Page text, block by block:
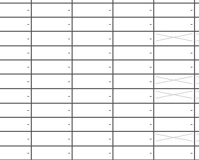
- - - -
-
- - - -
-
- - -
-
- - - -
-
- - - -
-
- - -
-
- - -
-
- - - -
-
- - - -
-
- - -
-
- - - -
-